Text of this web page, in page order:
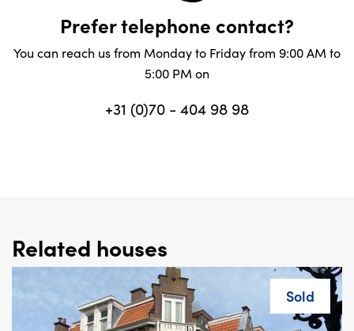
Prefer telephone contact?
You can reach us from Monday to Friday from 9:00 AM to
5:00 PM on
+31 (0)70 - 404 98 98
Related houses
Sold